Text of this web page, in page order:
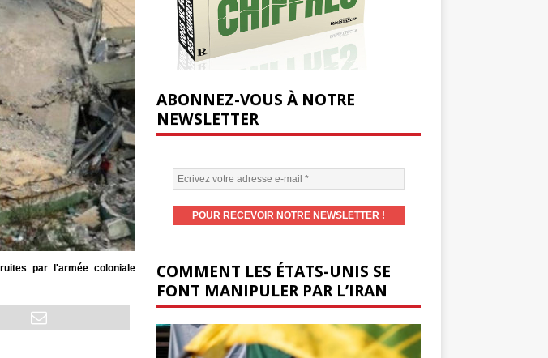
par l'armée coloniale
ABONNEZ-VOUS À NOTRE
NEWSLETTER
COMMENT LES ÉTATS-UNIS SE
FONT MANIPULER PAR L’IRAN